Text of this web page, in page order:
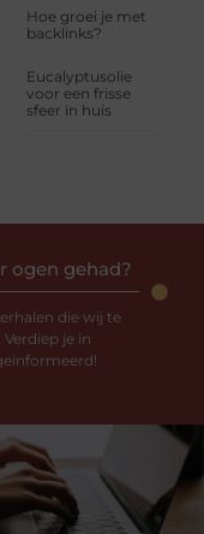
Hoe groei je met
backlinks?
Eucalyptusolie
voor een frisse
sfeer in huis
ogen gehad?
die wij te
je in